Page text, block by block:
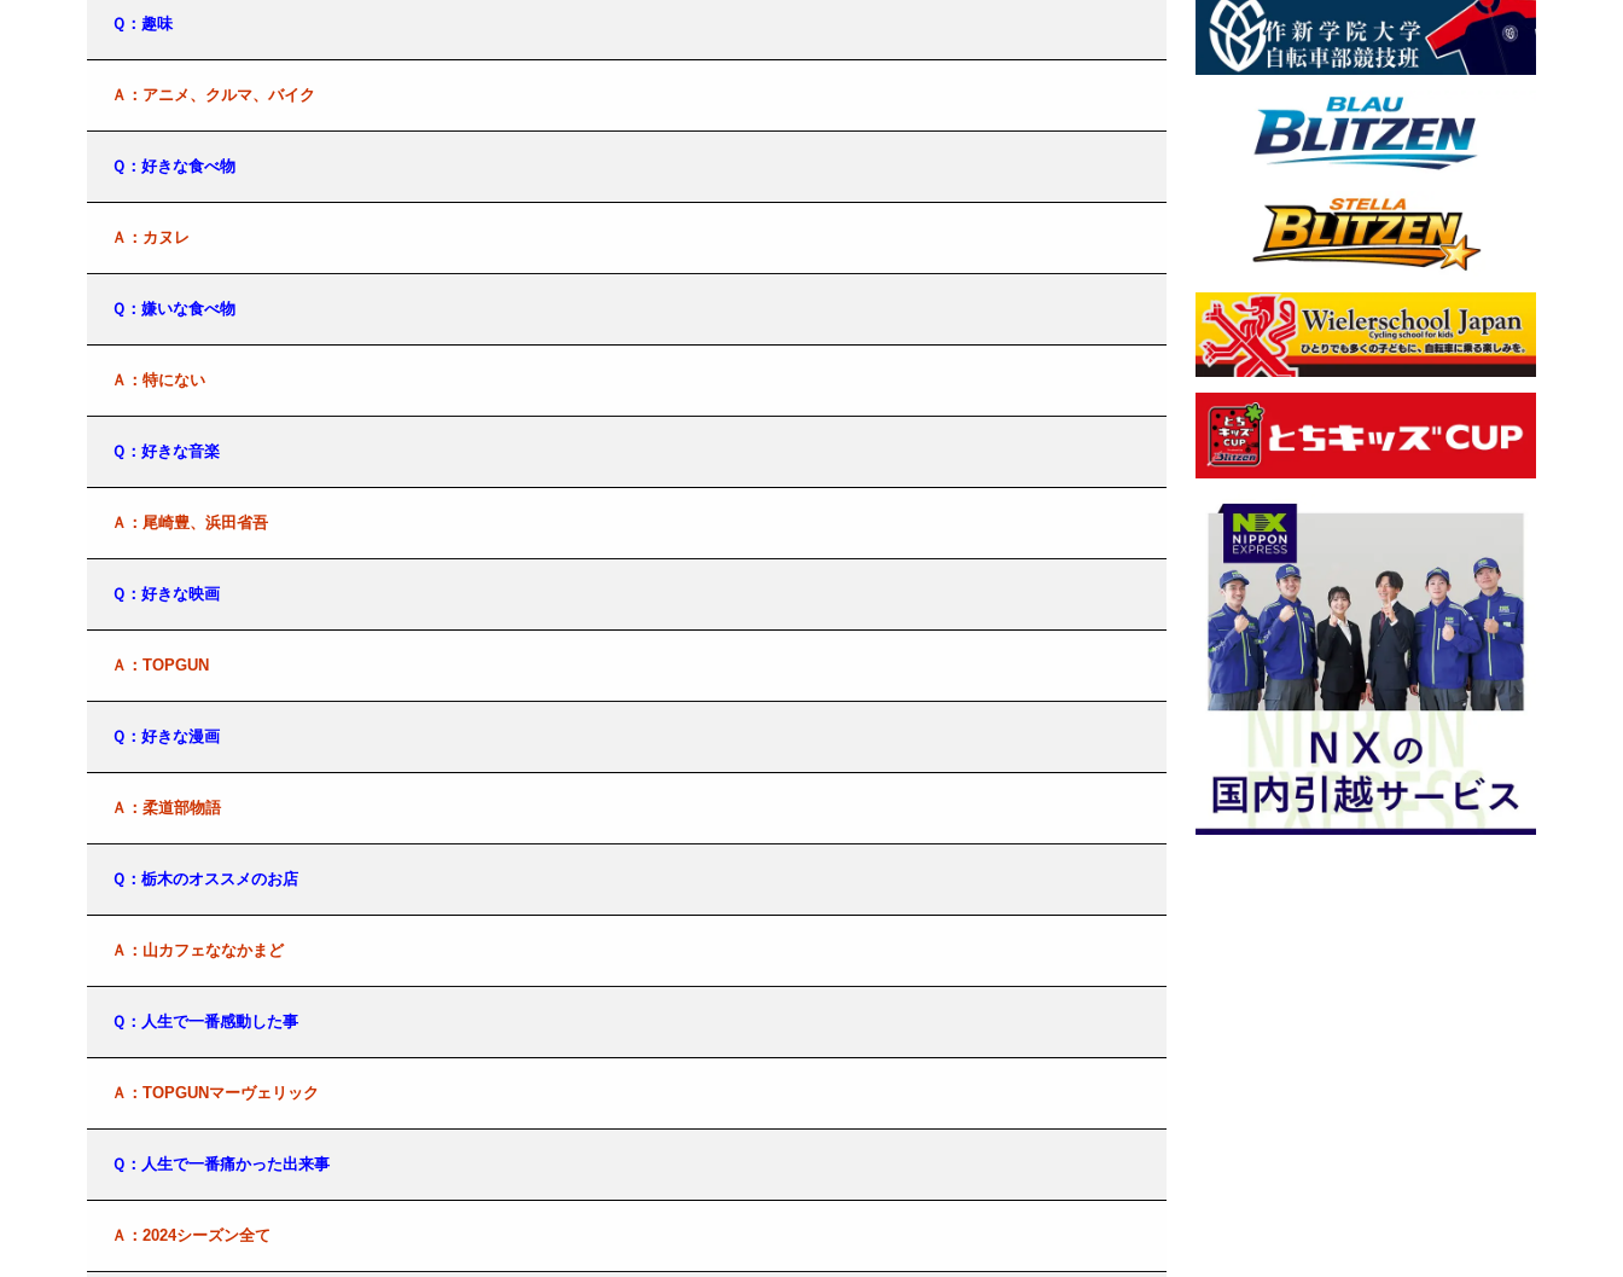
Ｑ：趣味
Ａ：アニメ、クルマ、バイク
Ｑ：好きな食べ物
Ａ：カヌレ
Ｑ：嫌いな食べ物
Ａ：特にない
Ｑ：好きな音楽
Ａ：尾崎豊、浜田省吾
Ｑ：好きな映画
Ａ：TOPGUN
Ｑ：好きな漫画
Ａ：柔道部物語
Ｑ：栃木のオススメのお店
Ａ：山カフェななかまど
Ｑ：人生で一番感動した事
Ａ：TOPGUNマーヴェリック
Ｑ：人生で一番痛かった出来事
Ａ：2024シーズン全て